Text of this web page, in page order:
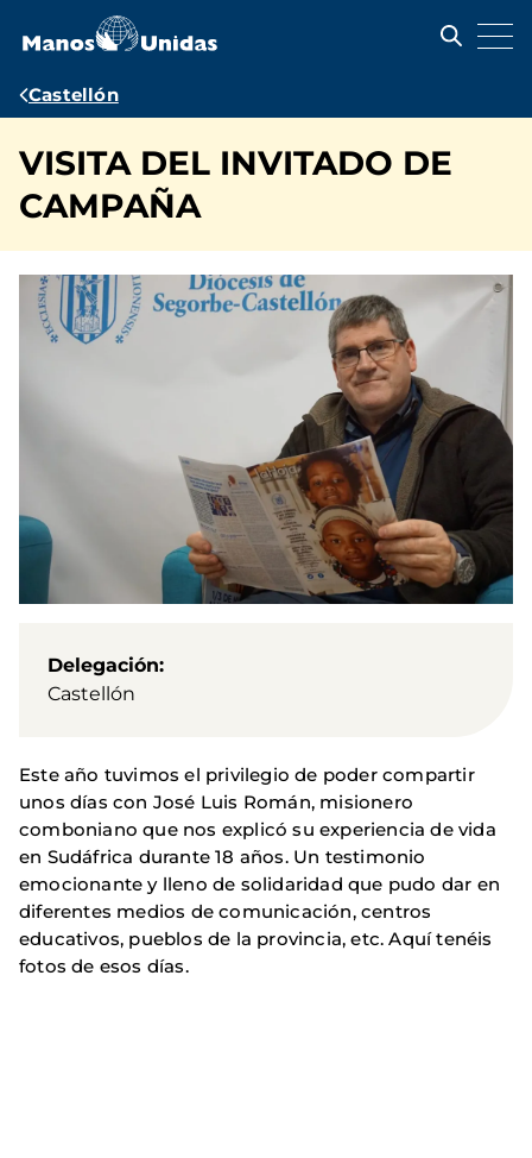
contenido
Ruta
navegación
Castellón
VISITA DEL INVITADO DE
CAMPAÑA
Delegación
Castellón
Este año tuvimos el privilegio de poder compartir
unos días con José Luis Román, misionero
comboniano que nos explicó su experiencia de vida
en Sudáfrica durante 18 años. Un testimonio
emocionante y lleno de solidaridad que pudo dar en
diferentes medios de comunicación, centros
educativos, pueblos de la provincia, etc. Aquí tenéis
fotos de esos días.